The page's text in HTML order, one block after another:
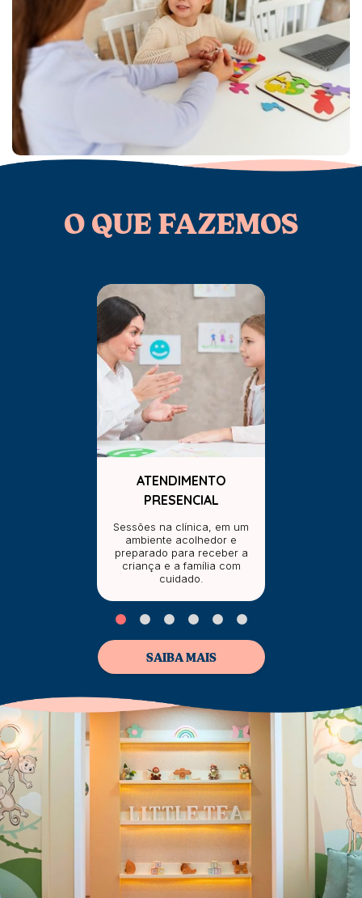
O QUE FAZEMOS
ATENDIMENTO
PRESENCIAL
Sessões na clínica, em um
ambiente acolhedor e
preparado para receber a
criança e a família com
cuidado.
SAIBA MAIS